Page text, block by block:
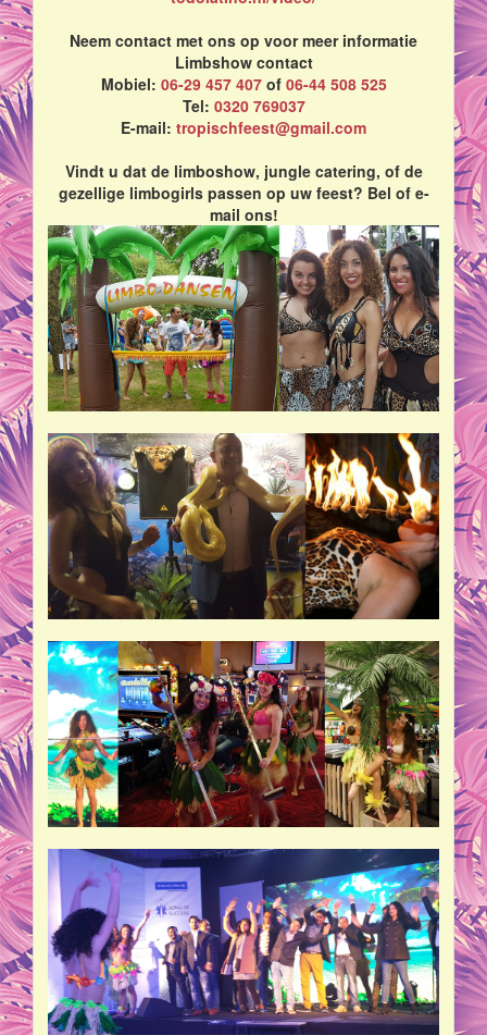
Neem contact met ons op voor meer informatie
Limbshow contact
Mobiel: 06-29 457 407of 06-44 508 525
Tel: 0320 769037
E-mail: tropischfeest@gmail.com
Vindt u dat de limboshow, jungle catering, of de
gezellige limbogirls passen op uw feest? Bel of e-
mail ons!